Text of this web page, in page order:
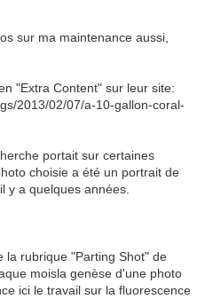
sur ma maintenance aussi,
"Extra Content" sur leur site:
2013/02/07/a-10-gallon-coral-
portait sur certaines
choisie a été un portrait de
y a quelques années.
la rubrique "Parting Shot" de
moisla genèse d'une photo
ici le travail sur la fluorescence